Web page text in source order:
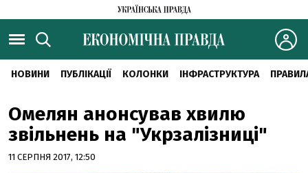
НОВИНИ ПУБЛІКАЦІЇ КОЛОНКИ ІНФРАСТРУКТУРА
Омелян анонсував хвилю
звільнень на "Укрзалізниці"
11 СЕРПНЯ 2017, 12:50